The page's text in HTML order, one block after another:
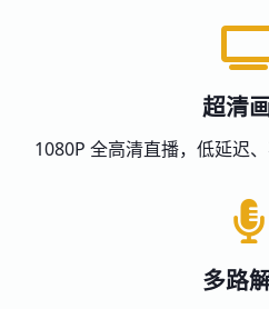
超清
1080P 全高清直播，低延迟
多路